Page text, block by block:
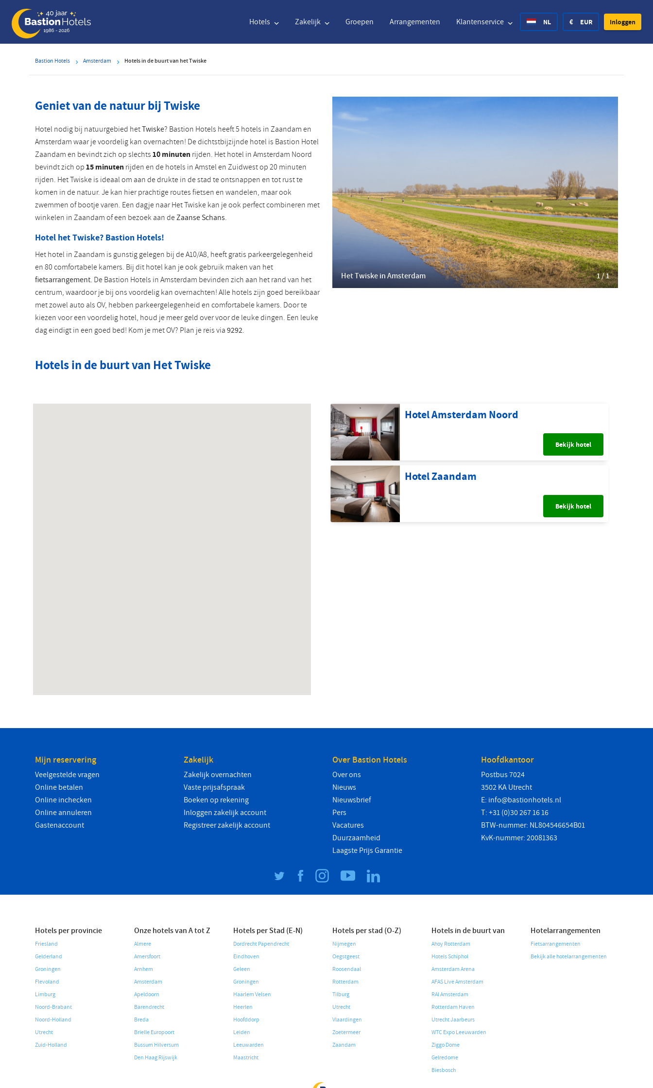
naar
de
Hotels Zakelijk Groepen Arrangementen Klantenservice NL
Français
Svenska Finnish
Greek Norsk Tsjechisch
Turks Slowaaks
€ EUR
CAD
Kč SEK Sweden Krona CHF Switzerland Franc
Inloggen
Bastion Hotels Amsterdam Hotels in de buurt van het Twiske
Geniet van de natuur bij Twiske
Hotel nodig bij natuurgebied hetTwiske? Bastion Hotels heeft 5 hotels in Zaandam en
Amsterdam waar je voordelig kan overnachten! De dichtstbijzijnde hotel is Bastion Hotel
Zaandam en bevindt zich op slechts10 minuten rijden. Het hotel in Amsterdam Noord
bevindt zich op15 minuten rijden en de hotels in Amstel en Zuidwest op 20 minuten
rijden. Het Twiske is ideaal om aan de drukte in de stad te ontsnappen en tot rust te
komen in de natuur. Je kan hier prachtige routes fietsen en wandelen, maar ook
zwemmen of bootje varen. Een dagje naar Het Twiske kan je ook perfect combineren met
winkelen in Zaandam of een bezoek aan deZaanse Schans.
Hotel het Twiske? Bastion Hotels!
Het hotel in Zaandam is gunstig gelegen bij de A10/A8, heeft gratis parkeergelegenheid
en 80 comfortabele kamers. Bij dit hotel kan je ook gebruik maken van het
fietsarrangement. De Bastion Hotels in Amsterdam bevinden zich aan het rand van het
centrum, waardoor je bij ons voordelig kan overnachten! Alle hotels zijn goed bereikbaar
met zowel auto als OV, hebben parkeergelegenheid en comfortabele kamers. Door te
kiezen voor een voordelig hotel, houd je meer geld over voor de leuke dingen. Een leuke
dag eindigt in een goed bed! Kom je met OV? Plan je reis via9292.
Het Twiske in Amsterdam 1 / 1
Hotels in de buurt van Het Twiske
Hotel Amsterdam Noord
Bekijk hotel
Hotel Zaandam
Bekijk hotel
Mijn reservering
Veelgestelde vragen
Online betalen
Online inchecken
Online annuleren
Gastenaccount
Zakelijk
Zakelijk overnachten
Vaste prijsafspraak
Boeken op rekening
Inloggen zakelijk account
Registreer zakelijk account
Over Bastion Hotels
Over ons
Nieuws
Nieuwsbrief
Pers
Vacatures
Duurzaamheid
Laagste Prijs Garantie
Hoofdkantoor
Postbus 7024
3502 KA Utrecht
E: info@bastionhotels.nl
T: +31 (0)30 267 16 16
BTW-nummer: NL804546654B01
KvK-nummer: 20081363
Hotels per provincie
Friesland
Gelderland
Groningen
Flevoland
Limburg
Noord-Brabant
Noord-Holland
Utrecht
Zuid-Holland
Onze hotels van A tot Z
Almere
Amersfoort
Arnhem
Amsterdam
Apeldoorn
Barendrecht
Breda
Brielle Europoort
Bussum Hilversum
Den Haag Rijswijk
Hotels per Stad (E-N)
Dordrecht Papendrecht
Eindhoven
Geleen
Groningen
Haarlem Velsen
Heerlen
Hoofddorp
Leiden
Leeuwarden
Maastricht
Hotels per stad (O-Z)
Nijmegen
Oegstgeest
Roosendaal
Rotterdam
Tilburg
Utrecht
Vlaardingen
Zoetermeer
Zaandam
Hotels in de buurt van
Ahoy Rotterdam
Hotels Schiphol
Amsterdam Arena
AFAS Live Amsterdam
RAI Amsterdam
Rotterdam Haven
Utrecht Jaarbeurs
WTC Expo Leeuwarden
Ziggo Dome
Gelredome
Biesbosch
Hotelarrangementen
Fietsarrangementen
Bekijk alle hotelarrangementen